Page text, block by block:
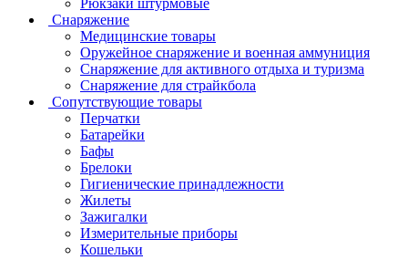
Рюкзаки штурмовые
Снаряжение
Медицинские товары
Оружейное снаряжение и военная аммуниция
Снаряжение для активного отдыха и туризма
Снаряжение для страйкбола
Сопутствующие товары
Перчатки
Батарейки
Бафы
Брелоки
Гигиенические принадлежности
Жилеты
Зажигалки
Измерительные приборы
Кошельки